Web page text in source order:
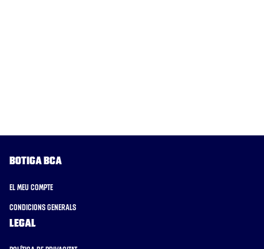
Botiga BCA
El meu compte
Condicions generals
Legal